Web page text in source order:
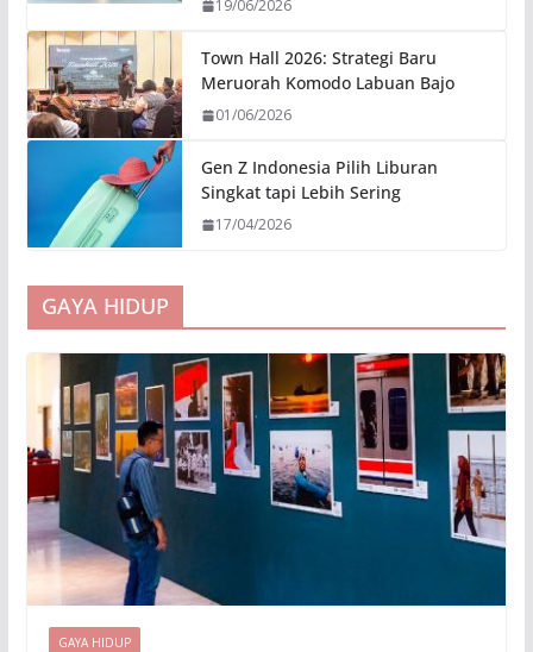
19/06/2026
Town Hall 2026: Strategi Baru
Meruorah Komodo Labuan Bajo
01/06/2026
Gen Z Indonesia Pilih Liburan
Singkat tapi Lebih Sering
17/04/2026
GAYA HIDUP
GAYA HIDUP